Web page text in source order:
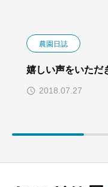
農園日誌
嬉しい声をいただ
2018.07.27